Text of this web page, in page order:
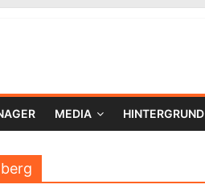
MEDIA HINTERGRUND